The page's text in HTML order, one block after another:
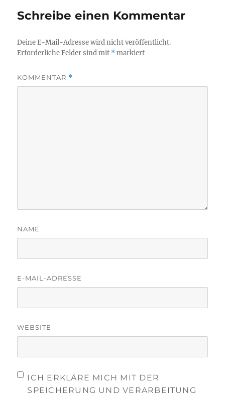
Schreibe einen Kommentar
Deine E-Mail-Adresse wird nicht veröffentlicht.
Erforderliche Felder sind mit *markiert
KOMMENTAR *
NAME
E-MAIL-ADRESSE
WEBSITE
ICH ERKLÄRE MICH MIT DER
SPEICHERUNG UND VERARBEITUNG